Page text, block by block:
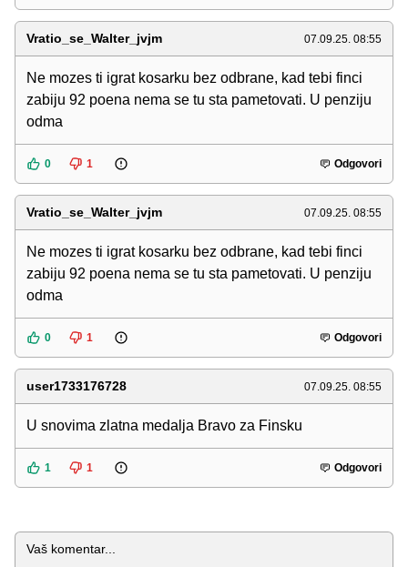
Vratio_se_Walter_jvjm 07.09.25. 08:55
Ne mozes ti igrat kosarku bez odbrane, kad tebi finci
zabiju 92 poena nema se tu sta pametovati. U penziju
odma
0 1 Odgovori
Vratio_se_Walter_jvjm 07.09.25. 08:55
Ne mozes ti igrat kosarku bez odbrane, kad tebi finci
zabiju 92 poena nema se tu sta pametovati. U penziju
odma
0 1 Odgovori
user1733176728 07.09.25. 08:55
U snovima zlatna medalja Bravo za Finsku
1 1 Odgovori
Komentar